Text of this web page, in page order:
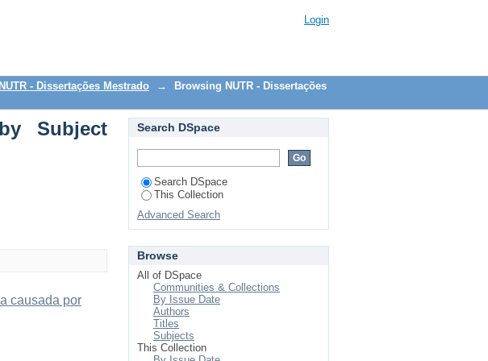
"Lactobacillemia" Login
NUTR - Dissertações Mestrado →
Browsing NUTR - Dissertações
Subject
causada por
Search DSpace
Search DSpace
This Collection
Advanced Search
Browse
All of DSpace
Communities & Collections
By Issue Date
Authors
Titles
Subjects
This Collection